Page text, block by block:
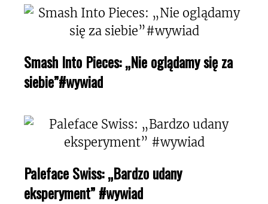
Smash Into Pieces: „Nie oglądamy się za
siebie”#wywiad
Paleface Swiss: „Bardzo udany
eksperyment” #wywiad